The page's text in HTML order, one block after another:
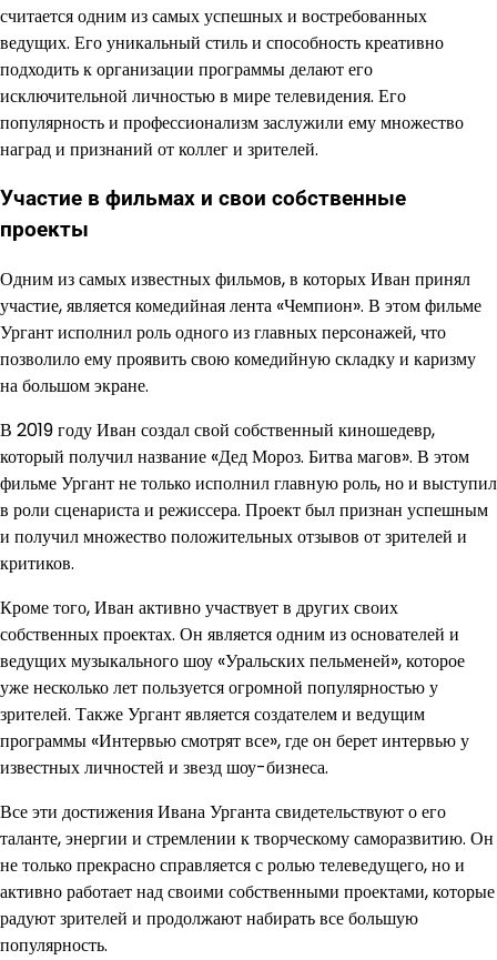
считается одним из самых успешных и востребованных
ведущих. Его уникальный стиль и способность креативно
подходить к организации программы делают его
исключительной личностью в мире телевидения. Его
популярность и профессионализм заслужили ему множество
наград и признаний от коллег и зрителей.
Участие в фильмах и свои собственные
проекты
Одним из самых известных фильмов, в которых Иван принял
участие, является комедийная лента «Чемпион». В этом фильме
Ургант исполнил роль одного из главных персонажей, что
позволило ему проявить свою комедийную складку и каризму
на большом экране.
В 2019 году Иван создал свой собственный киношедевр,
который получил название «Дед Мороз. Битва магов». В этом
фильме Ургант не только исполнил главную роль, но и выступил
в роли сценариста и режиссера. Проект был признан успешным
и получил множество положительных отзывов от зрителей и
критиков.
Кроме того, Иван активно участвует в других своих
собственных проектах. Он является одним из основателей и
ведущих музыкального шоу «Уральских пельменей», которое
уже несколько лет пользуется огромной популярностью у
зрителей. Также Ургант является создателем и ведущим
программы «Интервью смотрят все», где он берет интервью у
известных личностей и звезд шоу-бизнеса.
Все эти достижения Ивана Урганта свидетельствуют о его
таланте, энергии и стремлении к творческому саморазвитию. Он
не только прекрасно справляется с ролью телеведущего, но и
активно работает над своими собственными проектами, которые
радуют зрителей и продолжают набирать все большую
популярность.